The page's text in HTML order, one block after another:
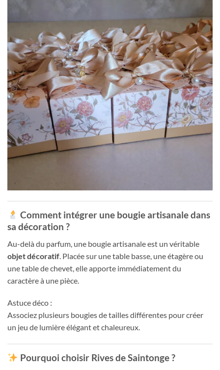
Comment intégrer une bougie artisanale dans
sa décoration ?
Au-delà du parfum, une bougie artisanale est un véritable
objet décoratif . Placée sur une table basse, une étagère ou
une table de chevet, elle apporte immédiatement du
caractère à une pièce.
Astuce déco :
Associez plusieurs bougies de tailles différentes pour créer
un jeu de lumière élégant et chaleureux.
Pourquoi choisir Rives de Saintonge ?